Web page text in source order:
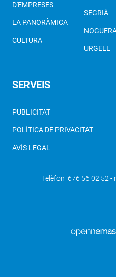
D'EMPRESES
LA PANORÀMICA
CULTURA
SEGRIÀ
URGELL
SERVEIS
PUBLICITAT
POLÍTICA DE PRIVACITAT
AVÍS LEGAL
Telèfon 676 56 02 52 -